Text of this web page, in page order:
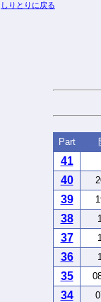
Part
41
40
39
38
37
36
35
34
しりとりに戻る